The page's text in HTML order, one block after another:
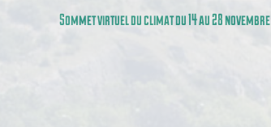
Sommet virtuel du climat du 14 au 28 novembre